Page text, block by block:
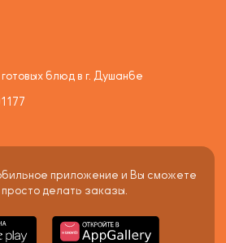
блюд в г. Душанбе
приложение и Вы сможете
просто делать заказы.